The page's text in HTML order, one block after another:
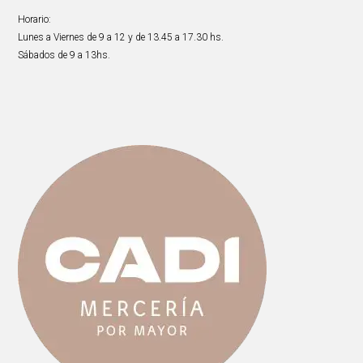
Horario:
Lunes a Viernes de 9 a 12 y de 13.45 a 17.30 hs.
Sábados de 9 a 13hs.